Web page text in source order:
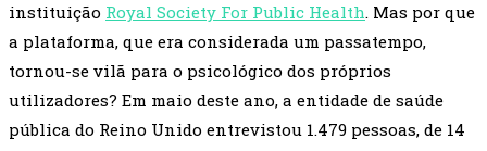
instituição Royal Society For Public Health. Mas por que
a plataforma, que era considerada um passatempo,
tornou-se vilã para o psicológico dos próprios
utilizadores? Em maio deste ano, a entidade de saúde
pública do Reino Unido entrevistou 1.479 pessoas, de 14